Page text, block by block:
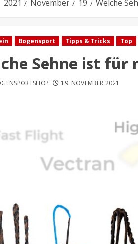
2021 November 19 Welche
Bogensport Tipps & Tricks Top
Sehne ist für
19. NOVEMBER 2021